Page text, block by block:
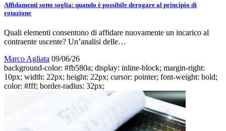
Affidamenti sotto soglia: quando è possibile derogare al principio di
rotazione
Quali elementi consentono di affidare nuovamente un incarico al
contraente uscente? Un’analisi delle…
Marco Agliata 09/06/26
background-color: #fb580a; display: inline-block; margin-right:
10px; width: 22px; height: 22px; cursor: pointer; font-weight: bold;
color: #fff; border-radius: 32px;